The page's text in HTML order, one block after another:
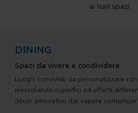
ai tuoi spazi.
DINING
Spazi da vivere e condividere
Luoghi conviviali da personalizzare
mescolando superfici ed effetti
décor innovativo dal sapore